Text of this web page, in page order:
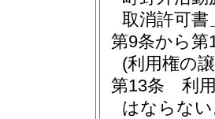
取消許可
第9条から第
(利用権の
第13条
利
はならな